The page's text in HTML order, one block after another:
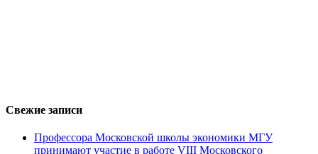
Свежие записи
Профессора Московской школы экономики МГУ
принимают участие в работе VIII Московского